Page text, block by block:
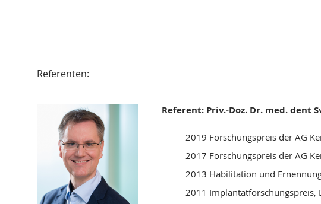
Referenten:
Referent: Priv.-Doz. Dr. med. dent
2019 Forschungspreis der AG
2017 Forschungspreis der AG
2013 Habilitation und
2011 Implantatforschungspreis,